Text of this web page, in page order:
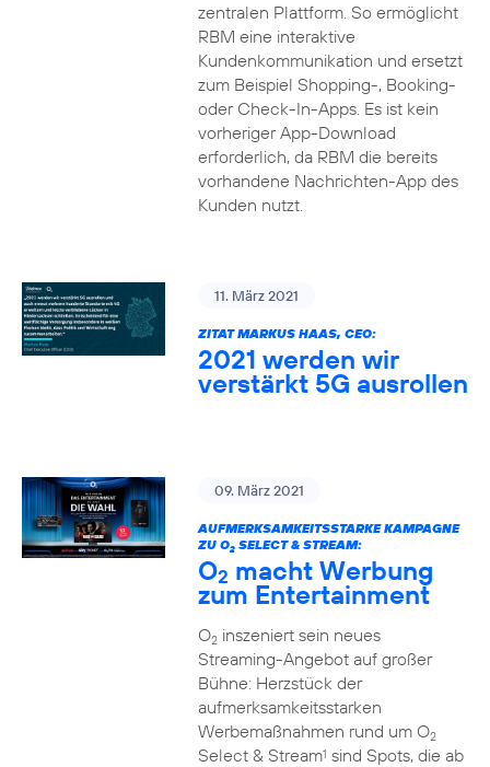
zentralen Plattform. So ermöglicht
RBM eine interaktive
Kundenkommunikation und ersetzt
zum Beispiel Shopping-, Booking-
oder Check-In-Apps. Es ist kein
vorheriger App-Download
erforderlich, da RBM die bereits
vorhandene Nachrichten-App des
Kunden nutzt.
11. März 2021
ZITAT MARKUS HAAS, CEO:
2021 werden wir
verstärkt 5G ausrollen
09. März 2021
AUFMERKSAMKEITSSTARKE KAMPAGNE
ZU O2SELECT & STREAM:
O2 macht Werbung
zum Entertainment
O2inszeniert sein neues
Streaming-Angebot auf großer
Bühne: Herzstück der
aufmerksamkeitsstarken
Werbemaßnahmen rund um O2
Select & Stream1 sind Spots, die ab